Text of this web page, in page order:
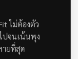
ไม่ต้องตัว
ปจนเน้นพุง
ายที่สุด